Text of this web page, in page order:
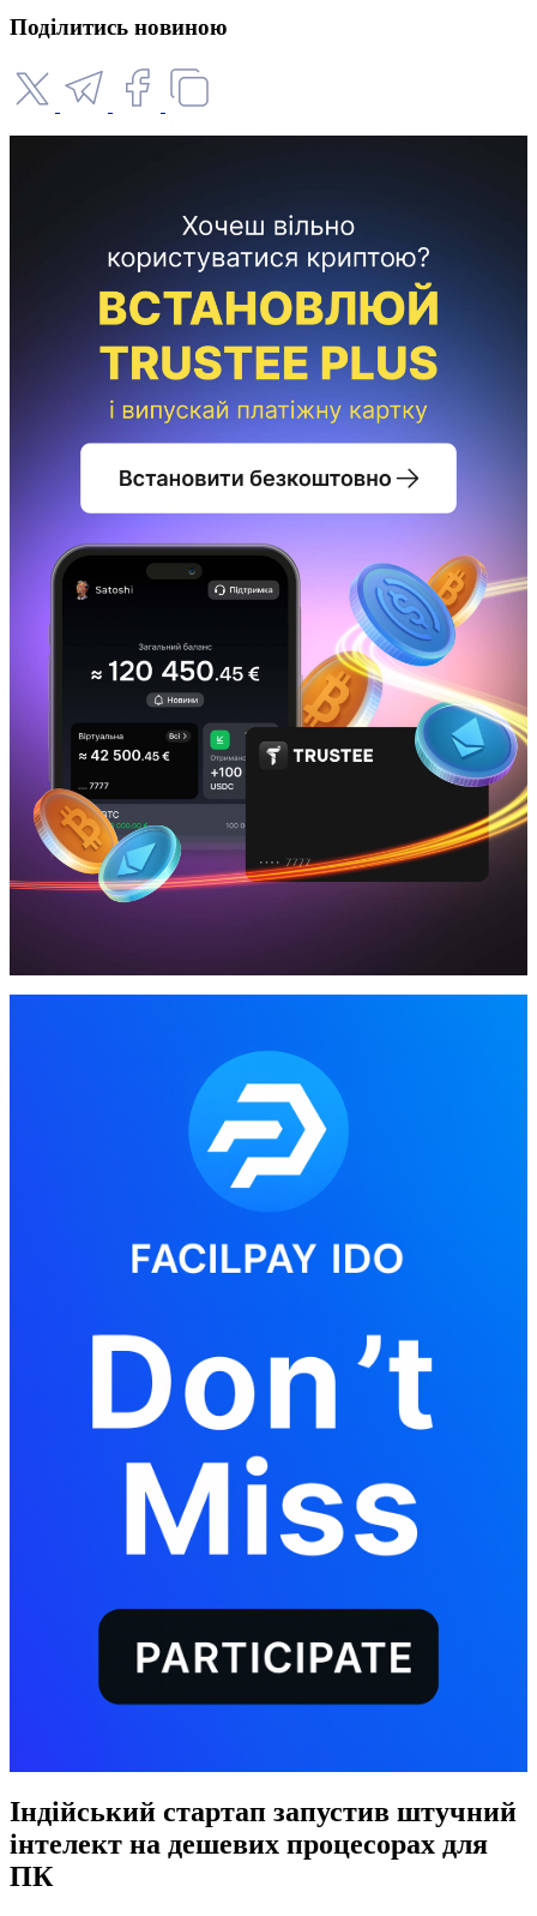
Поділитись новиною
Індійський стартап запустив штучний
інтелект на дешевих процесорах для
ПК